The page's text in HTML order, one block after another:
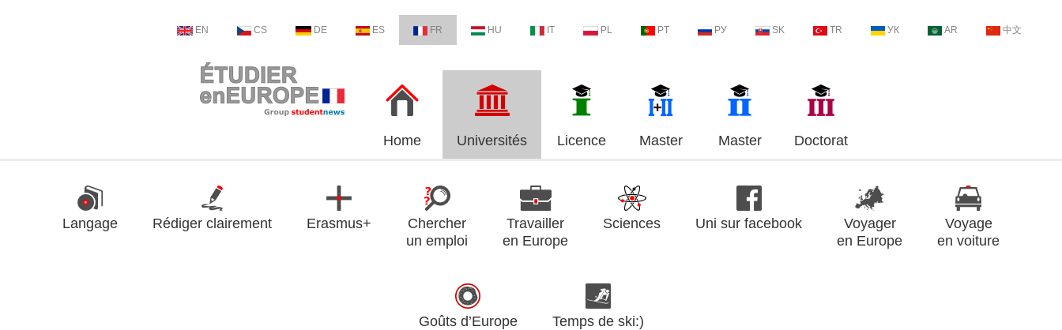
EN CS DE ES FR HU IT PL PT РУ SK TR УК AR 中文
Home Universités Licence Master Master Doctorat
Langage Rédiger clairement Erasmus+
Chercher
un emploi
Travailler
en Europe
Sciences Uni sur facebook
Voyager
en Europe
Voyage
en voiture
Goûts d’Europe Temps de ski:)